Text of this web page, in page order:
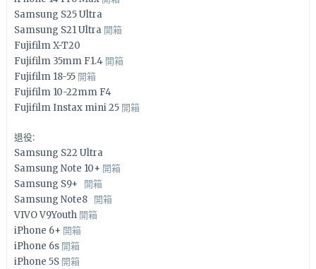
Samsung S25 Ultra
Samsung S21 Ultra 開箱
Fujifilm X-T20
Fujifilm 35mm F1.4 開箱
Fujifilm 18-55 開箱
Fujifilm 10-22mm F4
Fujifilm Instax mini 25 開箱
退役:
Samsung S22 Ultra
Samsung Note 10+ 開箱
Samsung S9+ 開箱
Samsung Note8 開箱
VIVO V9Youth 開箱
iPhone 6+ 開箱
iPhone 6s 開箱
iPhone 5S 開箱